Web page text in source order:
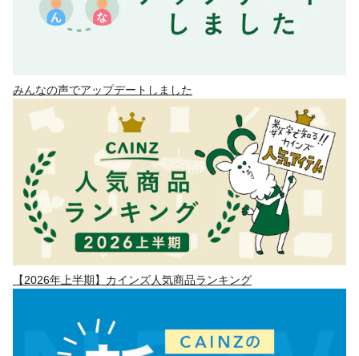
みんなの声でアップデートしました
【2026年上半期】カインズ人気商品ランキング